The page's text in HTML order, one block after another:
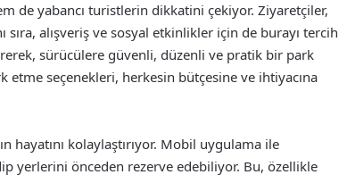
de yabancı turistlerin dikkatini çekiyor. Ziyaretçiler,
alışveriş ve sosyal etkinlikler için de burayı tercih
sürücülere güvenli, düzenli ve pratik bir park
seçenekleri, herkesin bütçesine ve ihtiyacına
hayatını kolaylaştırıyor. Mobil uygulama ile
yerlerini önceden rezerve edebiliyor. Bu, özellikle